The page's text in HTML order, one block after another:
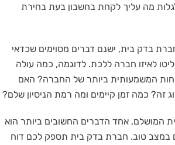
מה עליך לקחת בחשבון בעת בחירת
בדק בית, ישנם דברים מסוימים שכדאי
לאיזו חברה ללכת. לדוגמה, כמה עולה
המשמעותית ביותר של החברה? האם
זה? כמה זמן קיימים ומה רמת הניסיון שלם?
המושלם, אחד הדברים החשובים ביותר הוא
במצב טוב. חברת בדק בית תספק לכם דוח